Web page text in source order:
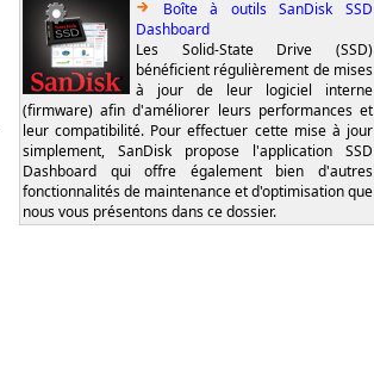
Boîte à outils SanDisk SSD
Dashboard
Les Solid-State Drive (SSD)
bénéficient régulièrement de mises
à jour de leur logiciel interne
(firmware) afin d'améliorer leurs performances et
leur compatibilité. Pour effectuer cette mise à jour
simplement, SanDisk propose l'application SSD
Dashboard qui offre également bien d'autres
fonctionnalités de maintenance et d'optimisation que
nous vous présentons dans ce dossier.